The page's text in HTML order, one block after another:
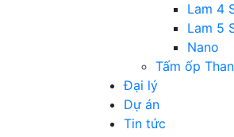
Lam 4
Lam 5
Nano
Tấm ốp
Đại lý
Dự án
Tin tức